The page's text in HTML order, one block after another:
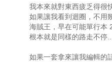
我本來就對東西疲乏得很
如果讓我看到迴圈，不用
海賊王，早在可能單行本
根本就是同樣的路走不停...
如果一套拿來讓我編輯的